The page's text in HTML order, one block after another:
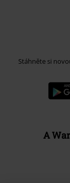
Stáhněte si
A